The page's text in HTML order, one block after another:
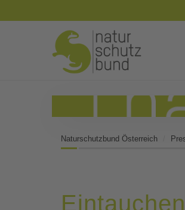
Naturschutzbund Österreich